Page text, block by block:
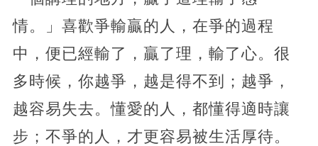
情。」喜歡爭輸贏的人，在爭的過程
中，便已經輸了，贏了理，輸了心。很
多時候，你越爭，越是得不到；越爭，
越容易失去。懂愛的人，都懂得適時讓
步；不爭的人，才更容易被生活厚待。